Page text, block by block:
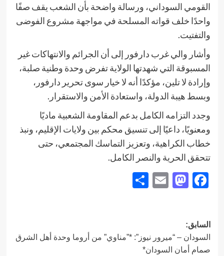
القومي السوداني، ورسالة واضحة بأن الشعب يقف صفًا
واحدًا خلف قواته المسلحة في مواجهة مشروع الفوضى
والتفتيت.
وأشار والي غرب دارفور إلى أن الجرائم والانتهاكات غير
المسبوقة التي شهدتها الولاية تفرض وحدة وطنية صلبة،
وإرادة لا تلين، مؤكدًا أنه لا خيار سوى تحرير دارفور،
وبسط هيبة الدولة، واستعادة الأمن والاستقرار.
وجدد التزامه الكامل بدعم المقاومة الشعبية ماديًا
ومعنويًا، داعيًا إلى تنسيق محكم بين ولايات الإقليم، ونبذ
خطاب الكراهية، وتعزيز التماسك المجتمعي، حتى
تتحقق الحرية والنصر الكامل.
Facebook
Mastodon
Email
تصفّح
المقالات
السابق:
السودان – “ميرور نيوز”: *”مناوي” من أروما وحدة أهل الشرق
صمام أمان السودان*